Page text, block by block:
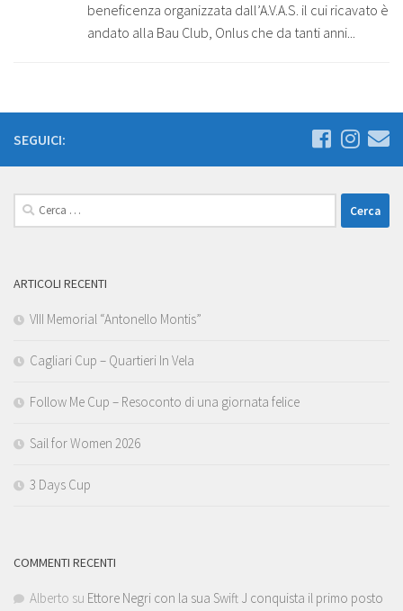
beneficenza organizzata dall’A.V.A.S. il cui ricavato è
andato alla Bau Club, Onlus che da tanti anni...
SEGUICI:
Ricerca
per:
ARTICOLI RECENTI
VIII Memorial “Antonello Montis”
Cagliari Cup – Quartieri In Vela
Follow Me Cup – Resoconto di una giornata felice
Sail for Women 2026
3 Days Cup
COMMENTI RECENTI
Alberto su Ettore Negri con la sua Swift J conquista il primo posto